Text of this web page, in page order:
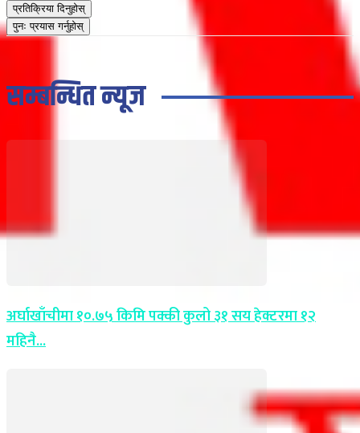
प्रतिक्रिया दिनुहोस्
पुनः प्रयास गर्नुहोस्
सम्बन्धित न्यूज
अर्घाखाँचीमा १०.७५ किमि पक्की कुलो ३१ सय हेक्टरमा १२
महिनै...